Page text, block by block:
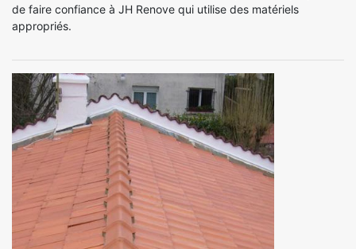
de faire confiance à JH Renove qui utilise des matériels
appropriés.